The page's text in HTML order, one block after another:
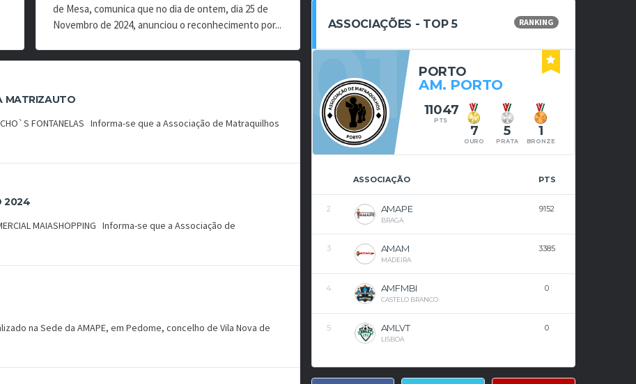
de Mesa, comunica que no dia de ontem, dia 25 de
Novembro de 2024, anunciou o reconhecimento por...
MATRIZAUTO
FONTANELAS Informa-se que a Associação de Matraquilhos
2024
MAIASHOPPING Informa-se que a Associação de
na Sede da AMAPE, em Pedome, concelho de Vila Nova de
ASSOCIAÇÕES - TOP 5 RANKING
01 PORTO
AM. PORTO
11047
PTS
7
OURO
5
PRATA
1
BRONZE
ASSOCIAÇÃO PTS
2 AMAPE
BRAGA
9152
3 AMAM
MADEIRA
3385
4 AMFMBI
CASTELO BRANCO
0
5 AMLVT
LISBOA
0